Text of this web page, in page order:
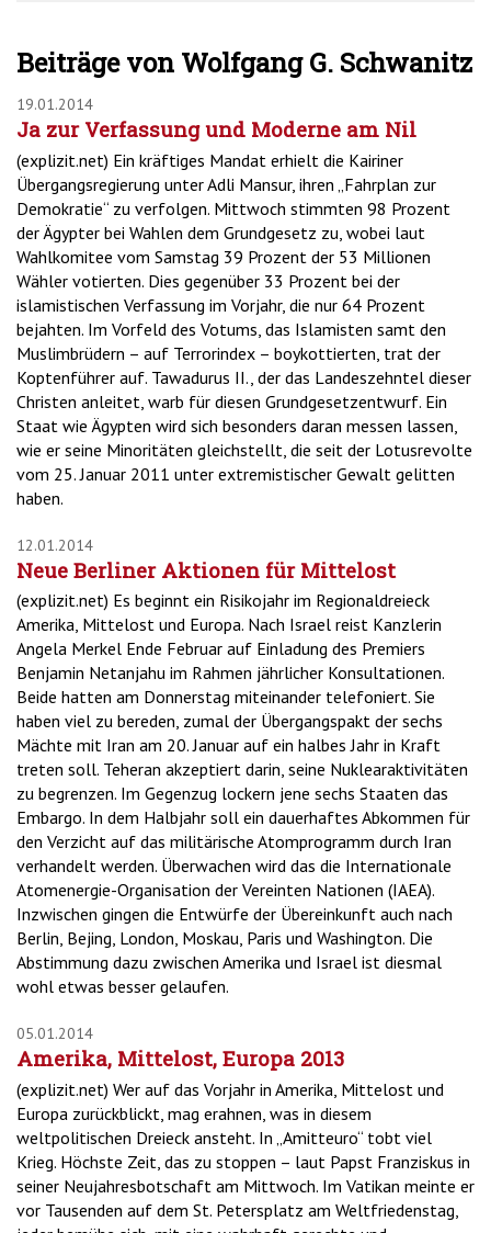
Beiträge von Wolfgang G. Schwanitz
19.01.2014
Ja zur Verfassung und Moderne am Nil
(explizit.net) Ein kräftiges Mandat erhielt die Kairiner
Übergangsregierung unter Adli Mansur, ihren „Fahrplan zur
Demokratie“ zu verfolgen. Mittwoch stimmten 98 Prozent
der Ägypter bei Wahlen dem Grundgesetz zu, wobei laut
Wahlkomitee vom Samstag 39 Prozent der 53 Millionen
Wähler votierten. Dies gegenüber 33 Prozent bei der
islamistischen Verfassung im Vorjahr, die nur 64 Prozent
bejahten. Im Vorfeld des Votums, das Islamisten samt den
Muslimbrüdern – auf Terrorindex – boykottierten, trat der
Koptenführer auf. Tawadurus II., der das Landeszehntel dieser
Christen anleitet, warb für diesen Grundgesetzentwurf. Ein
Staat wie Ägypten wird sich besonders daran messen lassen,
wie er seine Minoritäten gleichstellt, die seit der Lotusrevolte
vom 25. Januar 2011 unter extremistischer Gewalt gelitten
haben.
12.01.2014
Neue Berliner Aktionen für Mittelost
(explizit.net) Es beginnt ein Risikojahr im Regionaldreieck
Amerika, Mittelost und Europa. Nach Israel reist Kanzlerin
Angela Merkel Ende Februar auf Einladung des Premiers
Benjamin Netanjahu im Rahmen jährlicher Konsultationen.
Beide hatten am Donnerstag miteinander telefoniert. Sie
haben viel zu bereden, zumal der Übergangspakt der sechs
Mächte mit Iran am 20. Januar auf ein halbes Jahr in Kraft
treten soll. Teheran akzeptiert darin, seine Nuklearaktivitäten
zu begrenzen. Im Gegenzug lockern jene sechs Staaten das
Embargo. In dem Halbjahr soll ein dauerhaftes Abkommen für
den Verzicht auf das militärische Atomprogramm durch Iran
verhandelt werden. Überwachen wird das die Internationale
Atomenergie-Organisation der Vereinten Nationen (IAEA).
Inzwischen gingen die Entwürfe der Übereinkunft auch nach
Berlin, Bejing, London, Moskau, Paris und Washington. Die
Abstimmung dazu zwischen Amerika und Israel ist diesmal
wohl etwas besser gelaufen.
05.01.2014
Amerika, Mittelost, Europa 2013
(explizit.net) Wer auf das Vorjahr in Amerika, Mittelost und
Europa zurückblickt, mag erahnen, was in diesem
weltpolitischen Dreieck ansteht. In „Amitteuro“ tobt viel
Krieg. Höchste Zeit, das zu stoppen – laut Papst Franziskus in
seiner Neujahresbotschaft am Mittwoch. Im Vatikan meinte er
vor Tausenden auf dem St. Petersplatz am Weltfriedenstag,